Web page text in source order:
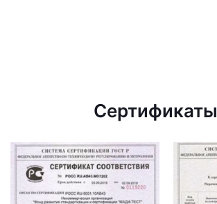
Сертификаты